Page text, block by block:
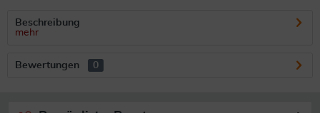
Beschreibung
mehr
Bewertungen 0